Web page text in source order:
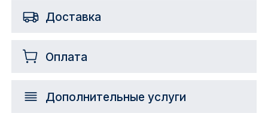
Доставка
Оплата
Дополнительные услуги